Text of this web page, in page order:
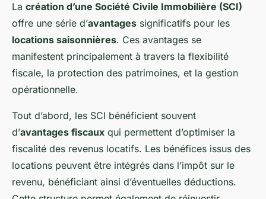
La création d’une Société Civile Immobilière (SCI)
offre une série d’avantages significatifs pour les
locations saisonnières. Ces avantages se
manifestent principalement à travers la flexibilité
fiscale, la protection des patrimoines, et la gestion
opérationnelle.
Tout d’abord, les SCI bénéficient souvent
d’avantages fiscaux qui permettent d’optimiser la
fiscalité des revenus locatifs. Les bénéfices issus des
locations peuvent être intégrés dans l’impôt sur le
revenu, bénéficiant ainsi d’éventuelles déductions.